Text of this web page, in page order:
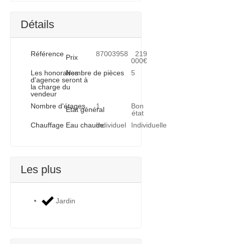
Détails
Référence 87003958
Prix
219
000€
Les honoraires
d'agence seront à
la charge du
vendeur
Nombre de pièces 5
Nombre d'étages 1
Etat général
Bon
état
Chauffage
Individuel
Eau chaude Individuelle
Les plus
Jardin